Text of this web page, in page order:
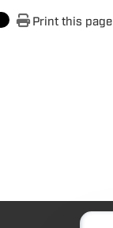
Print this page